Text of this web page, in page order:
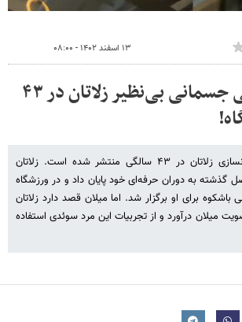
۱۳ اسفند ۱۴۰۲ - ۰۸:۰۰
ببینید | آمادگی جسمانی بی‌نظیر زلاتان در ۴۳
ویدیویی از تمرینات بدنسازی زلاتان در ۴۳ سالگی منتشر شده است. زلاتان
گذشته به دوران حرفه‌ای خود پایان داد و در ورزشگاه
برای او برگزار شد. اما میلان قصد دارد زلاتان
میلان درآورد و از تجربیات این مرد سوئدی استفاده